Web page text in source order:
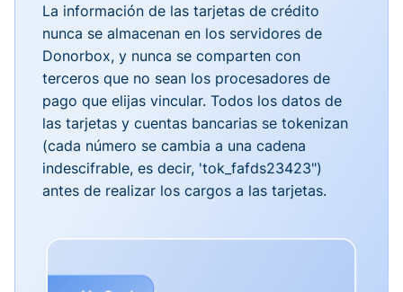
La información de las tarjetas de crédito
nunca se almacenan en los servidores de
Donorbox, y nunca se comparten con
terceros que no sean los procesadores de
pago que elijas vincular. Todos los datos de
las tarjetas y cuentas bancarias se tokenizan
(cada número se cambia a una cadena
indescifrable, es decir, 'tok_fafds23423")
antes de realizar los cargos a las tarjetas.